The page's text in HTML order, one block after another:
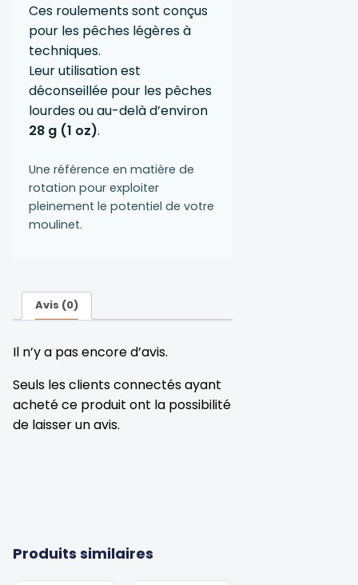
Ces roulements sont conçus
pour les pêches légères à
techniques.
Leur utilisation est
déconseillée pour les pêches
lourdes ou au-delà d’environ
28 g (1 oz).
Une référence en matière de
rotation pour exploiter
pleinement le potentiel de votre
moulinet.
Avis (0)
Il n’y a pas encore d’avis.
Seuls les clients connectés ayant
acheté ce produit ont la possibilité
de laisser un avis.
Produits similaires